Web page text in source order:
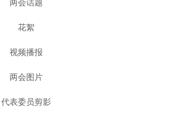
两会话题
花絮
视频播报
两会图片
代表委员剪影